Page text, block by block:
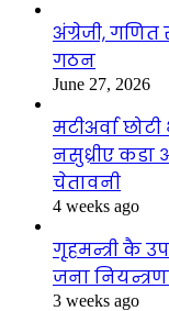
अंग्रेजी, गणित
गठन
June 27, 2026
मटीअर्वा
नसुध्रीए कडा
चेतावनी
4 weeks ago
गृहमन्त्री कै
जना
3 weeks ago